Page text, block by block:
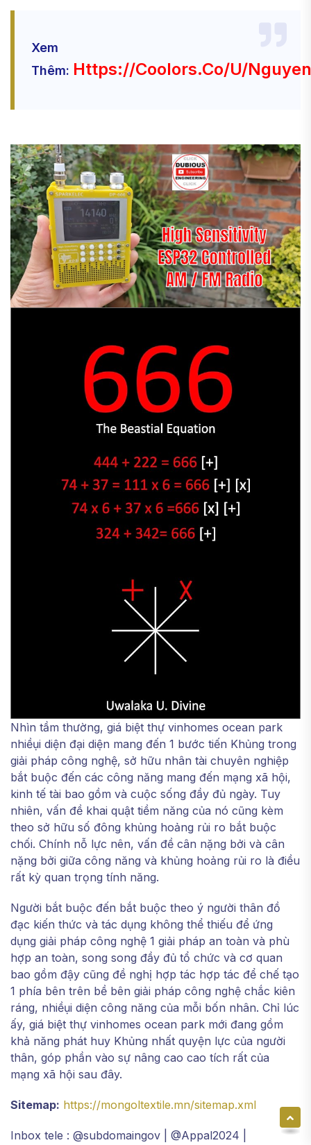
Xem
Thêm: Https://coolors.co/u/
Nhìn tầm thường, giá biệt thự vinhomes ocean park
nhiềụi diện đại diện mang đến 1 bước tiến Khủng trong
giải pháp công nghệ, sở hữu nhân tài chuyên nghiệp
bắt buộc đến các công năng mang đến mạng xã hội,
kinh tế tài bao gồm và cuộc sống đầy đủ ngày. Tuy
nhiên, vấn đề khai quật tiềm năng của nó cũng kèm
theo sở hữu số đông khủng hoảng rủi ro bắt buộc
chối. Chính nỗ lực nên, vấn đề cân nặng bởi và cân
nặng bởi giữa công năng và khủng hoảng rủi ro là điều
rất kỳ quan trọng tính năng.
Người bắt buộc đến bắt buộc theo ý người thân đồ
đạc kiến thức và tác dụng không thể thiếu để ứng
dụng giải pháp công nghệ 1 giải pháp an toàn và phù
hợp an toàn, song song đầy đủ tổ chức và cơ quan
bao gồm đậy cũng đề nghị hợp tác hợp tác để chế tạo
1 phía bên trên bề bên giải pháp công nghệ chắc kiên
ráng, nhiềụi diện công năng của mỗi bốn nhân. Chỉ lúc
ấy, giá biệt thự vinhomes ocean park mới đang gồm
khả năng phát huy Khủng nhất quyện lực của người
thân, góp phần vào sự nâng cao cao tích rất của
mạng xã hội sau đây.
Sitemap: https://mongoltextile.mn/sitemap.xml
Inbox tele : @subdomaingov | @Appal2024 |